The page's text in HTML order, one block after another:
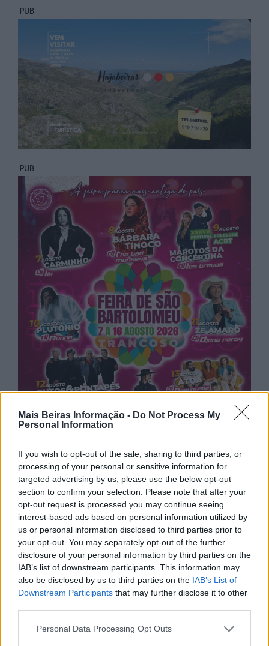
Mais Beiras Informação - Do Not Process My
Personal Information
If you wish to opt-out of the sale, sharing to third parties, or
processing of your personal or sensitive information for
targeted advertising by us, please use the below opt-out
section to confirm your selection. Please note that after your
opt-out request is processed you may continue seeing
interest-based ads based on personal information utilized by
us or personal information disclosed to third parties prior to
your opt-out. You may separately opt-out of the further
disclosure of your personal information by third parties on the
IAB’s list of downstream participants. This information may
also be disclosed by us to third parties on the IAB’s List of
Downstream Participants that may further disclose it to other
Personal Data Processing Opt Outs